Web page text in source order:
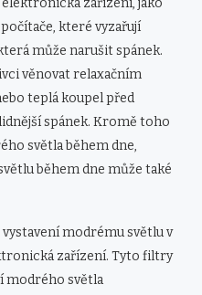
zařízení, jako
které vyzařují
může narušit spánek.
věnovat relaxačním
teplá koupel před
spánek. Kromě toho
světla během dne,
během dne může také
modrému světlu v
zařízení. Tyto filtry
modrého světla